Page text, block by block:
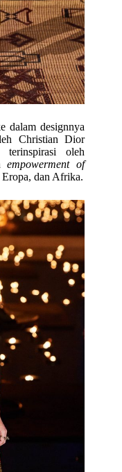
dalam designnya
Christian Dior
oleh
empowerment of
dan Afrika.